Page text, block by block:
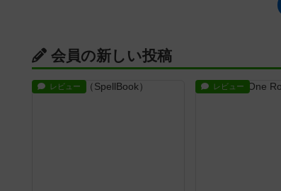
会員の新しい投稿
レビュー レビュー